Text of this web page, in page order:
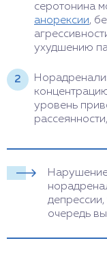
серотонина
анорексии,
ухудшению
уровень
очередь